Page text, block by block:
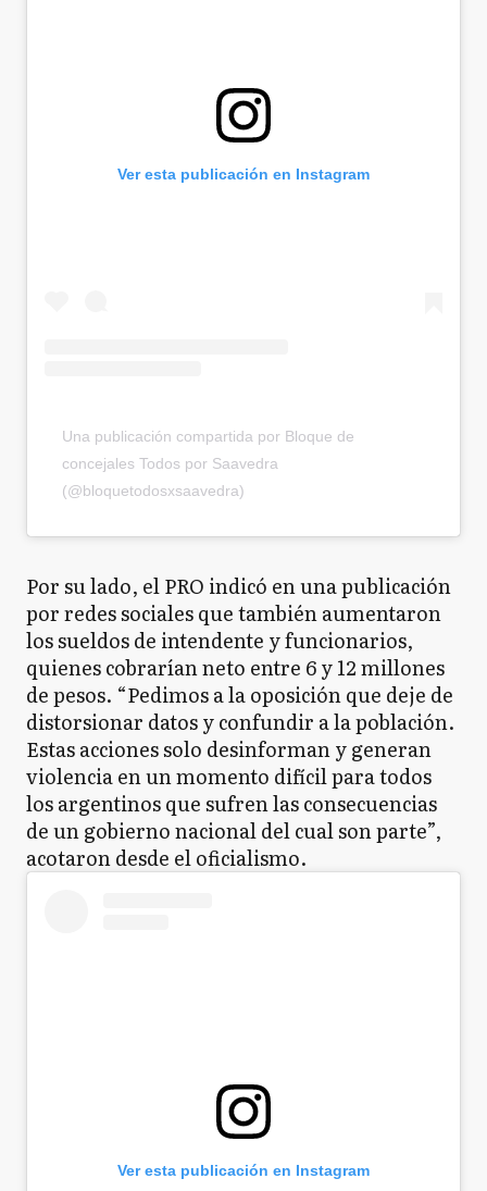
Ver esta publicación en Instagram
Una publicación compartida por Bloque de
concejales Todos por Saavedra
(@bloquetodosxsaavedra)
Por su lado, el PRO indicó en una publicación
por redes sociales que también aumentaron
los sueldos de intendente y funcionarios,
quienes cobrarían neto entre 6 y 12 millones
de pesos. “Pedimos a la oposición que deje de
distorsionar datos y confundir a la población.
Estas acciones solo desinforman y generan
violencia en un momento difícil para todos
los argentinos que sufren las consecuencias
de un gobierno nacional del cual son parte”,
acotaron desde el oficialismo.
Ver esta publicación en Instagram